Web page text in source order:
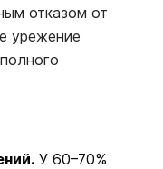
отказом от
урежение
У 60–70%